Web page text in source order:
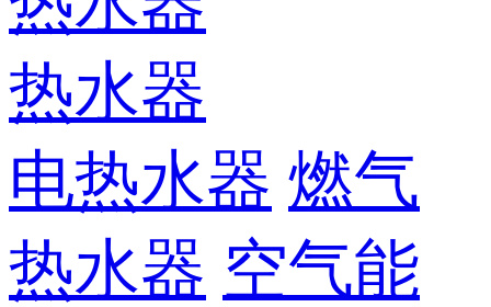
热水器
电热水器 燃气
热水器 空气能